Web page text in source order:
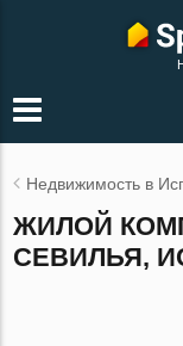
Недвижимость в
ЖИЛОЙ
СЕВИЛЬЯ,